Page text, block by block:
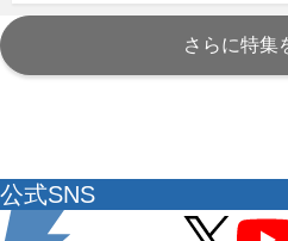
さらに特集
公式SNS